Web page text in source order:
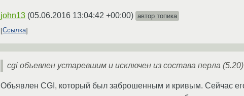
john13 (05.06.2016 13:04:42 +00:00) автор топика
Ссылка
cgi объевлен устаревшим и исключен из состава перла (5.20)
Объявлен CGI, который был заброшенным и кривым. Сейчас